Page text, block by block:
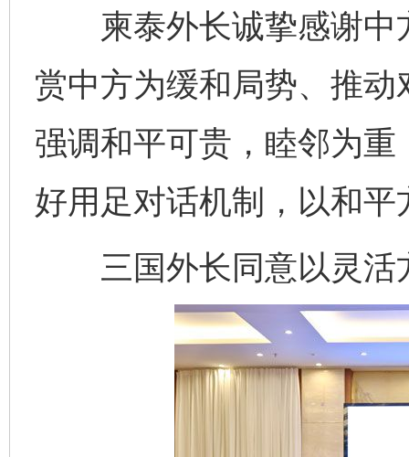
柬泰外长诚挚感谢中
赏中方为缓和局势、推
强调和平可贵，睦邻为
好用足对话机制，以和
三国外长同意以灵活